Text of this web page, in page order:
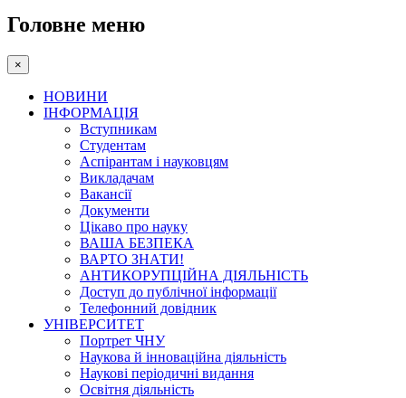
Головне меню
×
НОВИНИ
ІНФОРМАЦІЯ
Вступникам
Студентам
Аспірантам і науковцям
Викладачам
Вакансії
Документи
Цікаво про науку
ВАША БЕЗПЕКА
ВАРТО ЗНАТИ!
АНТИКОРУПЦІЙНА ДІЯЛЬНІСТЬ
Доступ до публічної інформації
Телефонний довідник
УНІВЕРСИТЕТ
Портрет ЧНУ
Наукова й інноваційна діяльність
Наукові періодичні видання
Освітня діяльність